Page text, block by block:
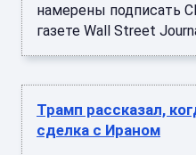
намерены подписать
газете Wall Street
Трамп рассказал,
сделка с Ираном